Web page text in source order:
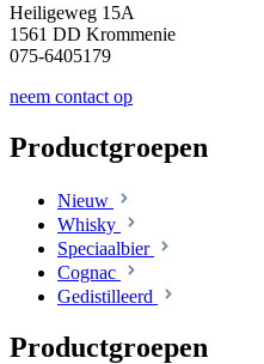
Heiligeweg 15A
1561 DD Krommenie
075-6405179
neem contact op
Productgroepen
Nieuw
Whisky
Speciaalbier
Cognac
Gedistilleerd
Productgroepen